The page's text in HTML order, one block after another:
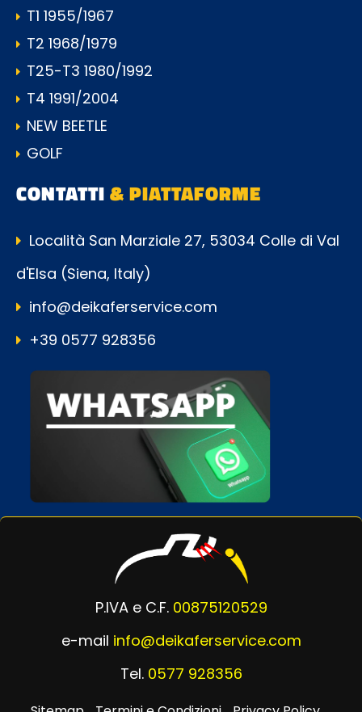
T1 1955/1967
T2 1968/1979
T25-T3 1980/1992
T4 1991/2004
NEW BEETLE
GOLF
CONTATTI& PIATTAFORME
Località San Marziale 27, 53034 Colle di Val
d'Elsa (Siena, Italy)
info@deikaferservice.com
+39 0577 928356
P.IVA e C.F. 00875120529
e-mail info@deikaferservice.com
Tel. 0577 928356